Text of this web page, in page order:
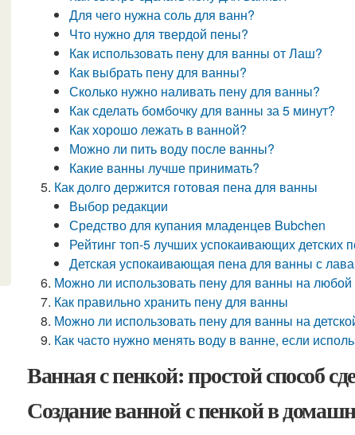
Для чего нужна соль для ванн?
Что нужно для твердой пены?
Как использовать пену для ванны от Лаш?
Как выбрать пену для ванны?
Сколько нужно наливать пену для ванны?
Как сделать бомбочку для ванны за 5 минут?
Как хорошо лежать в ванной?
Можно ли пить воду после ванны?
Какие ванны лучше принимать?
Как долго держится готовая пена для ванны
Выбор редакции
Средство для купания младенцев Bubchen
Рейтинг топ-5 лучших успокаивающих детских
Детская успокаивающая пена для ванны с
Можно ли использовать пену для ванны на
Как правильно хранить пену для ванны
Можно ли использовать пену для ванны на
Как часто нужно менять воду в ванне, если
Ванная с пенкой: простой способ
Создание ванной с пенкой в